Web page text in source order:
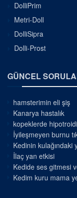
DolliPrim
Metri-Doll
DolliSipra
Dolli-Prost
GÜNCEL
hamsterimin eli şiş
Kanarya hastalık
kopeklerde hipotroidi
İyileşmeyen burnu
Kedinin kulağındaki
İlaç yan etkisi
Kedide ses gitmesi
Kedim kuru mama